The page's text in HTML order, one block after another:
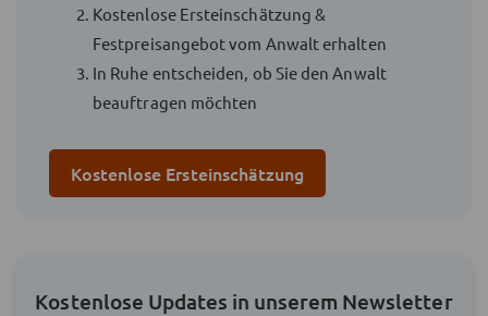
Kostenlose Ersteinschätzung &
Festpreisangebot vom Anwalt erhalten
In Ruhe entscheiden, ob Sie den Anwalt
beauftragen möchten
Kostenlose Ersteinschätzung
Kostenlose Updates in unserem Newsletter